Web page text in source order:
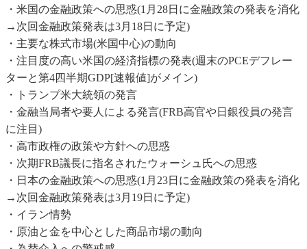
・米国の金融政策への思惑(1月28日に金融政策の発表を消化
→次回金融政策発表は3月18日に予定)
・主要な株式市場(米国中心)の動向
・注目度の高い米国の経済指標の発表(週末のPCEデフレー
ターと第4四半期GDP[速報値]がメイン)
・トランプ米大統領の発言
・金融当局者や要人による発言(FRB高官や日銀役員の発言
に注目)
・高市政権の政策や方針への思惑
・次期FRB議長に指名されたウォーシュ氏への思惑
・日本の金融政策への思惑(1月23日に金融政策の発表を消化
→次回金融政策発表は3月19日に予定)
・イラン情勢
・原油と金を中心とした商品市場の動向